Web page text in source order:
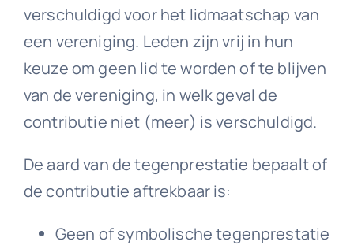
verschuldigd voor het lidmaatschap van
een vereniging. Leden zijn vrij in hun
keuze om geen lid te worden of te blijven
van de vereniging, in welk geval de
contributie niet (meer) is verschuldigd.
De aard van de tegenprestatie bepaalt of
de contributie aftrekbaar is:
Geen of symbolische tegenprestatie